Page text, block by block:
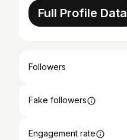
Full Profile Data
Followers
Fake followers
Engagement rate